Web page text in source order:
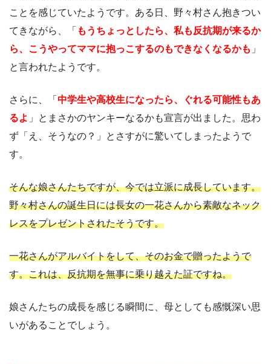
ことを感じていたようです。ある日、野々村さん抱きつい
てきながら、「 もうちょっとしたら、私も反抗期が来るか
ら、こうやってママに抱っこするのもできなくなるかも 」
と言われたようです。
さらに、「 中学生や高校生になったら、ぐれる可能性もあ
るよ 」とまさかのヤンキーなるかも宣言が出ました。思わ
ず「え、そうなの？」とさすがに驚いてしまったようで
す。
そんな娘さんたちですが、今では立派に成長しています。
野々村さんの誕生日には長女の一花さんから素敵なネック
レスをプレゼントされたそうです。
一花さんがアルバイトをして、そのお金で贈ったようで
す。これは、反抗期を無事に乗り越えた証ですね。
娘さんたちの成長を感じる瞬間に、母としても感慨深い思
いがあることでしょう。